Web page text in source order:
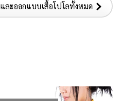
ละออกแบบเสื้อโปโลทั้งหมด